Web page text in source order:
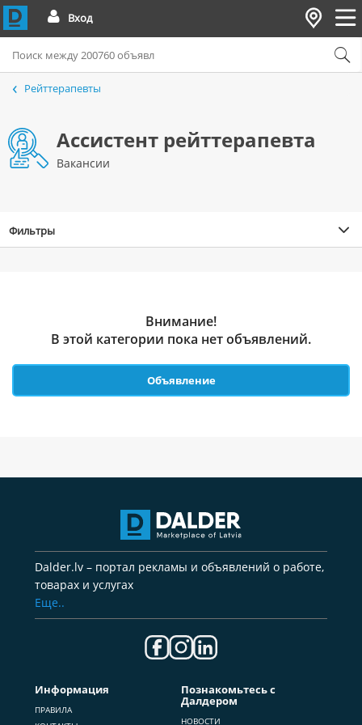
Вход
Рейттерапевты
Ассистент рейттерапевта
Вакансии
Фильтры
Внимание!
В этой категории пока нет объявлений.
Объявление
Dalder.lv – портал рекламы и объявлений о работе,
товарах и услугах
Еще..
Информация
ПРАВИЛА
Познакомьтесь с
Далдером
НОВОСТИ